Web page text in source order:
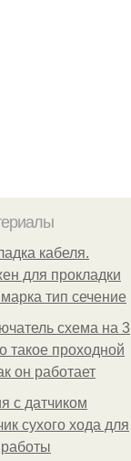
кабеля.
для прокладки
тип сечение
схема на 3
такое проходной
он работает
с датчиком
сухого хода для